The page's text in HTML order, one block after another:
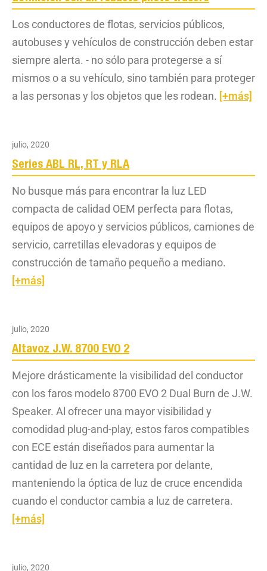
Los conductores de flotas, servicios públicos,
autobuses y vehículos de construcción deben estar
siempre alerta. - no sólo para protegerse a sí
mismos o a su vehículo, sino también para proteger
a las personas y los objetos que les rodean. [+más]
julio, 2020
Series ABL RL, RT y RLA
No busque más para encontrar la luz LED
compacta de calidad OEM perfecta para flotas,
equipos de apoyo y servicios públicos, camiones de
servicio, carretillas elevadoras y equipos de
construcción de tamaño pequeño a mediano.
[+más]
julio, 2020
Altavoz J.W. 8700 EVO 2
Mejore drásticamente la visibilidad del conductor
con los faros modelo 8700 EVO 2 Dual Burn de J.W.
Speaker. Al ofrecer una mayor visibilidad y
comodidad plug-and-play, estos faros compatibles
con ECE están diseñados para aumentar la
cantidad de luz en la carretera por delante,
manteniendo la óptica de luz de cruce encendida
cuando el conductor cambia a luz de carretera.
[+más]
julio, 2020